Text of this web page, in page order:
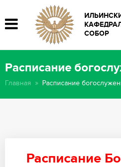
СОБОР
Расписание
Главная Расписание
Расписание